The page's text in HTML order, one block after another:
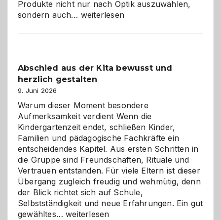
Produkte nicht nur nach Optik auszuwählen,
sondern auch… Bad
verstehen
weiterlesen
Abschied aus der Kita bewusst und
herzlich gestalten
9. Juni 2026
Warum dieser Moment besondere
Aufmerksamkeit verdient Wenn die
Kindergartenzeit endet, schließen Kinder,
Familien und pädagogische Fachkräfte ein
entscheidendes Kapitel. Aus ersten Schritten in
die Gruppe sind Freundschaften, Rituale und
Vertrauen entstanden. Für viele Eltern ist dieser
Übergang zugleich freudig und wehmütig, denn
der Blick richtet sich auf Schule,
Selbstständigkeit und neue Erfahrungen. Ein gut
gewähltes…Abschied
weiterlesen